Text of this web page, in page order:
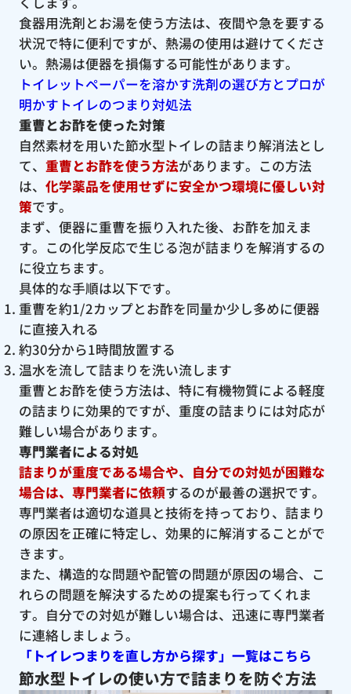
食器用洗剤とお湯を使う方法は、夜間や急を要する
状況で特に便利ですが、熱湯の使用は避けてくださ
い。熱湯は便器を損傷する可能性があります。
トイレットペーパーを溶かす洗剤の選び方とプロが
明かすトイレのつまり対処法
重曹とお酢を使った対策
自然素材を用いた節水型トイレの詰まり解消法とし
て、 重曹とお酢を使う方法があります。この方法
は、 化学薬品を使用せずに安全かつ環境に優しい対
策です。
まず、便器に重曹を振り入れた後、お酢を加えま
す。この化学反応で生じる泡が詰まりを解消するの
に役立ちます。
具体的な手順は以下です。
重曹を約1/2カップとお酢を同量か少し多めに便器
に直接入れる
約30分から1時間放置する
温水を流して詰まりを洗い流します
重曹とお酢を使う方法は、特に有機物質による軽度
の詰まりに効果的ですが、重度の詰まりには対応が
難しい場合があります。
専門業者による対処
詰まりが重度である場合や、自分での対処が困難な
場合は、専門業者に依頼するのが最善の選択です。
専門業者は適切な道具と技術を持っており、詰まり
の原因を正確に特定し、効果的に解消することがで
きます。
また、構造的な問題や配管の問題が原因の場合、こ
れらの問題を解決するための提案も行ってくれま
す。自分での対処が難しい場合は、迅速に専門業者
に連絡しましょう。
「トイレつまりを直し方から探す」一覧はこちら
節水型トイレの使い方で詰まりを防ぐ方法